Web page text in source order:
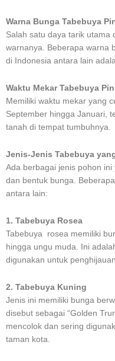
Warna Bunga Tabebuya
Salah satu daya tarik utama
warnanya. Beberapa warna
di Indonesia antara lain
Waktu Mekar Tabebuya
Memiliki waktu mekar yang
September hingga Januari,
tanah di tempat tumbuhnya.
Jenis-Jenis Tabebuya
Ada berbagai jenis pohon
dan bentuk bunga.
antara lain:
1. Tabebuya Rosea
Tabebuya rosea memiliki
hingga ungu muda. Ini
digunakan untuk
2. Tabebuya Kuning
Jenis ini memiliki bunga
disebut sebagai “Golden
mencolok dan sering
taman kota.